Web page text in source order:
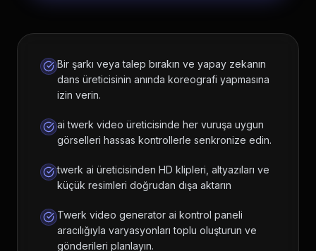
Bir şarkı veya talep bırakın ve yapay zekanın
dans üreticisinin anında koreografi yapmasına
izin verin.
ai twerk video üreticisinde her vuruşa uygun
görselleri hassas kontrollerle senkronize edin.
twerk ai üreticisinden HD klipleri, altyazıları ve
küçük resimleri doğrudan dışa aktarın
Twerk video generator ai kontrol paneli
aracılığıyla varyasyonları toplu oluşturun ve
gönderileri planlayın.